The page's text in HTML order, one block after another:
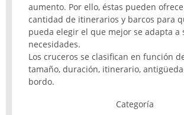
aumento. Por ello, éstas pueden
cantidad de itinerarios y barcos para
pueda elegir el que mejor se adapta a
necesidades.
Los cruceros se clasifican en función
tamaño, duración, itinerario,
bordo.
Categoría